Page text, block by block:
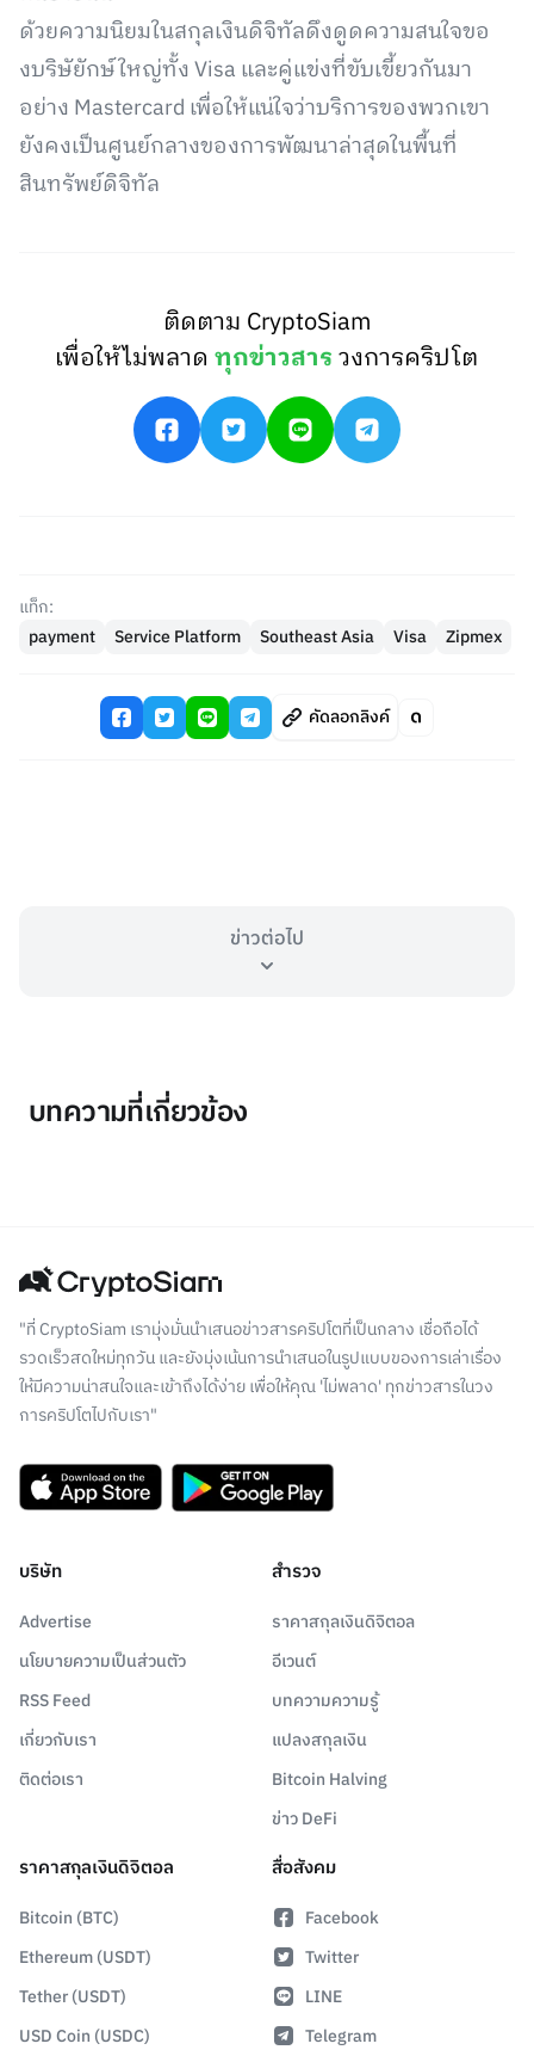
ด้วยความนิยมในสกุลเงินดิจิทัลดึงดูดความสนใจขอ
งบริษัยักษ์ใหญ่ทั้ง Visa และคู่แข่งที่ขับเขี้ยวกันมา
อย่าง Mastercard เพื่อให้แน่ใจว่าบริการของพวกเขา
ยังคงเป็นศูนย์กลางของการพัฒนาล่าสุดในพื้นที่
สินทรัพย์ดิจิทัล
ติดตาม CryptoSiam
เพื่อให้ไม่พลาดทุกข่าวสารวงการคริปโต
แท็ก:
payment
Service Platform Southeast Asia Visa Zipmex
คัดลอกลิงค์
ข่าวต่อไป
บทความที่เกี่ยวข้อง
"ที่ CryptoSiam เรามุ่งมั่นนำเสนอข่าวสารคริปโตที่เป็นกลาง เชื่อถือได้
รวดเร็วสดใหม่ทุกวัน และยังมุ่งเน้นการนำเสนอในรูปแบบของการเล่าเรื่อง
ให้มีความน่าสนใจและเข้าถึงได้ง่าย เพื่อให้คุณ 'ไม่พลาด' ทุกข่าวสารในวง
การคริปโตไปกับเรา"
บริษัท
Advertise
นโยบายความเป็นส่วนตัว
RSS Feed
เกี่ยวกับเรา
ติดต่อเรา
สำรวจ
ราคาสกุลเงินดิจิตอล
อีเวนต์
บทความความรู้
แปลงสกุลเงิน
Bitcoin Halving
ข่าว DeFi
ราคาสกุลเงินดิจิตอล
Bitcoin (BTC)
Ethereum (USDT)
Tether (USDT)
USD Coin (USDC)
สื่อสังคม
Facebook
Twitter
LINE
Telegram